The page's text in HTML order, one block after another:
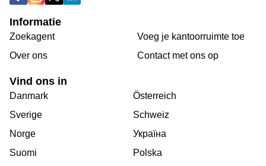
Informatie
Zoekagent
Over ons
Voeg je kantoorruimte toe
Сontact met ons op
Vind ons in
Danmark
Sverige
Norge
Suomi
Österreich
Schweiz
Україна
Polska